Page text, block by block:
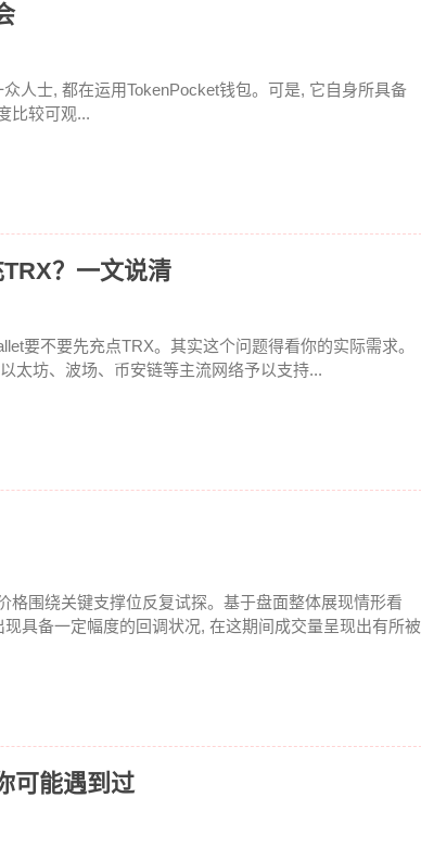
人士, 都在运用TokenPocket钱包。可是, 它自身所具备
比较可观...
？一文说清
要不要先充点TRX。其实这个问题得看你的实际需求。
太坊、波场、币安链等主流网络予以支持...
格围绕关键支撑位反复试探。基于盘面整体展现情形看
具备一定幅度的回调状况, 在这期间成交量呈现出有所被
可能遇到过